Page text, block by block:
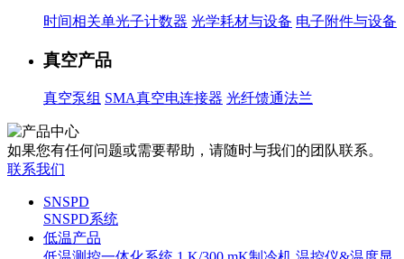
时间相关单光子计数器 光学耗材与设备 电子附件与设备
真空产品
真空泵组 SMA真空电连接器 光纤馈通法兰
如果您有任何问题或需要帮助，请随时与我们的团队联系。
联系我们
SNSPD
SNSPD系统
低温产品